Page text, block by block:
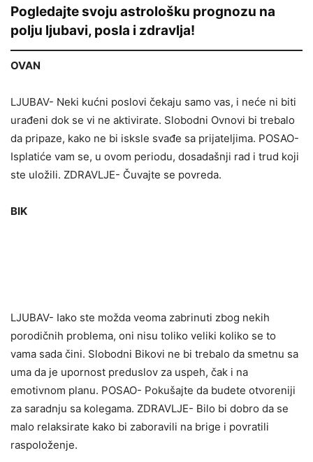
Pogledajte svoju astrološku prognozu na
polju ljubavi, posla i zdravlja!
OVAN
LJUBAV- Neki kućni poslovi čekaju samo vas, i neće ni biti
urađeni dok se vi ne aktivirate. Slobodni Ovnovi bi trebalo
da pripaze, kako ne bi isksle svađe sa prijateljima. POSAO-
Isplatiće vam se, u ovom periodu, dosadašnji rad i trud koji
ste uložili. ZDRAVLJE- Čuvajte se povreda.
BIK
LJUBAV- Iako ste možda veoma zabrinuti zbog nekih
porodičnih problema, oni nisu toliko veliki koliko se to
vama sada čini. Slobodni Bikovi ne bi trebalo da smetnu sa
uma da je upornost preduslov za uspeh, čak i na
emotivnom planu. POSAO- Pokušajte da budete otvoreniji
za saradnju sa kolegama. ZDRAVLJE- Bilo bi dobro da se
malo relaksirate kako bi zaboravili na brige i povratili
raspoloženje.